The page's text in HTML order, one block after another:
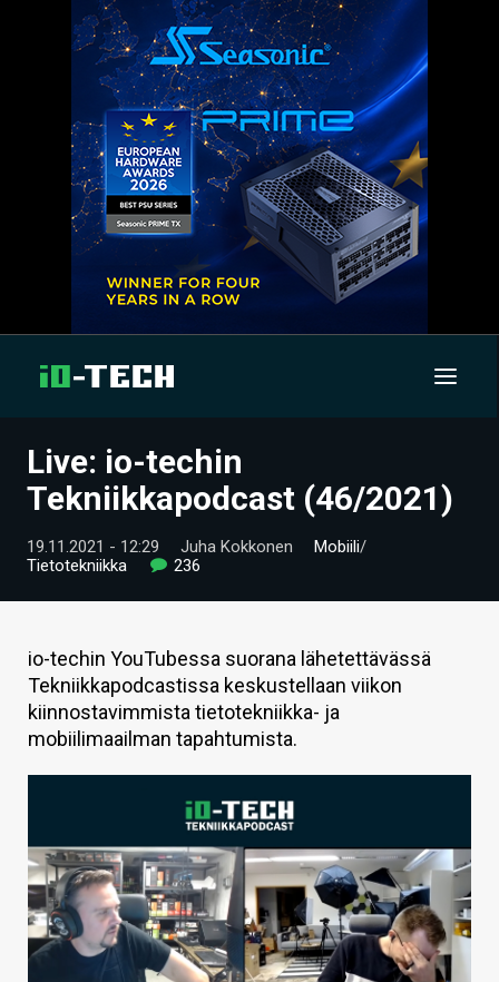
UUTISET
VIDEOT
TIETOA
HINTA.FI
HAKU
Live: io-techin
Tekniikkapodcast (46/2021)
19.11.2021 - 12:29 Juha Kokkonen Mobiili/
Tietotekniikka
236
io-techin YouTubessa suorana lähetettävässä
Tekniikkapodcastissa keskustellaan viikon
kiinnostavimmista tietotekniikka- ja
mobiilimaailman tapahtumista.